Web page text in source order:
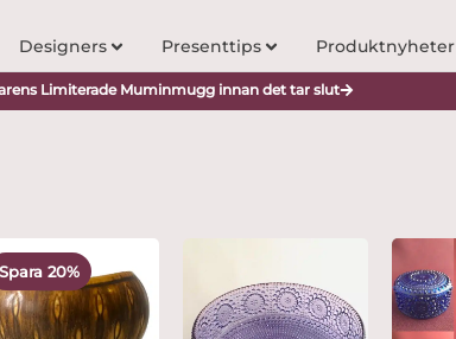
Designers Presenttips Produktnyheter
Limiterade Muminmugg innan det tar slut
Spara 20%ursprungliga
priset
var:
1,495 kr.
nuvarande
priset
är:
1,199 kr.